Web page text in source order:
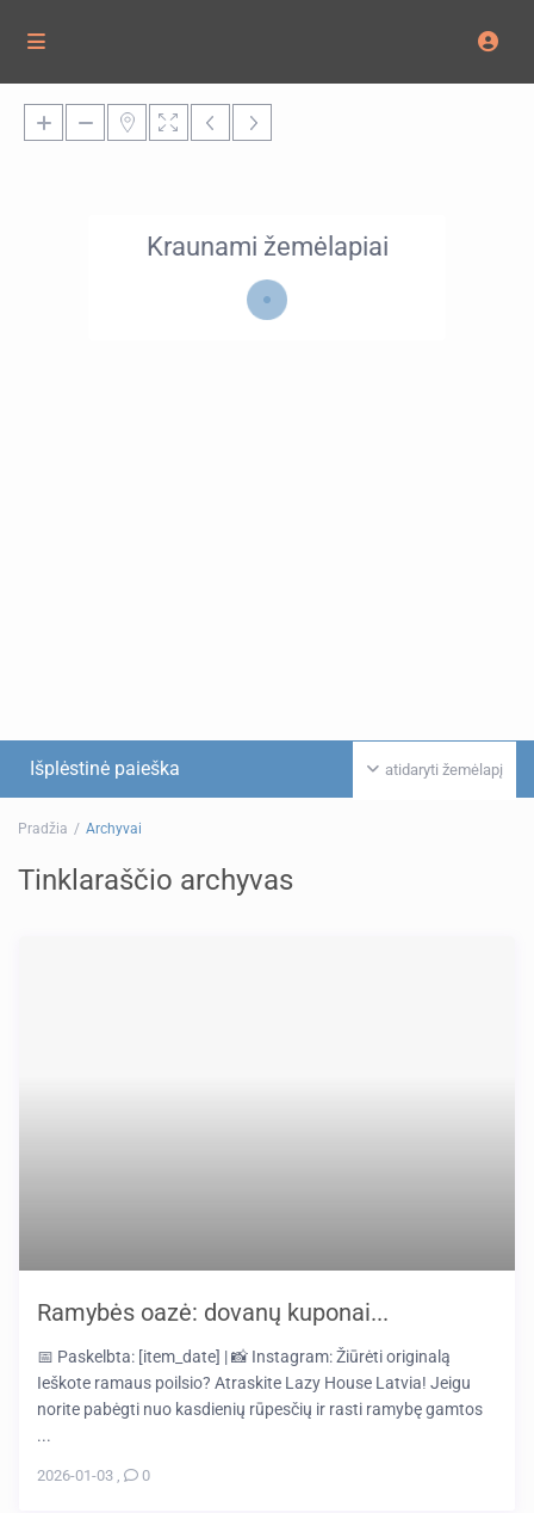
Kraunami žemėlapiai
atidaryti žemėlapį
Išplėstinė paieška
Pradžia Archyvai
Tinklaraščio archyvas
Ramybės oazė: dovanų kuponai...
📅 Paskelbta: [item_date] | 📸 Instagram: Žiūrėti originalą
Ieškote ramaus poilsio? Atraskite Lazy House Latvia! Jeigu
norite pabėgti nuo kasdienių rūpesčių ir rasti ramybę gamtos
...
2026-01-03 , 0